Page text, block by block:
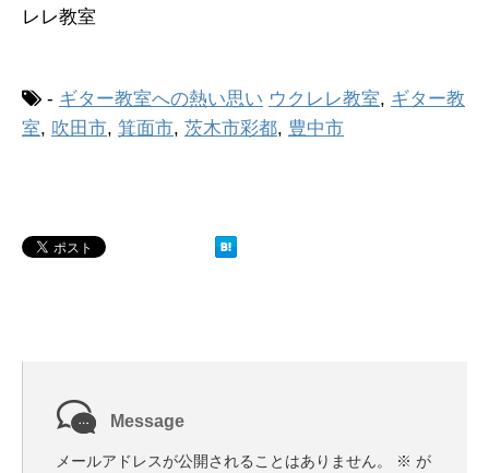
レレ教室
- ギター教室への熱い思い ウクレレ教室, ギター教
室, 吹田市, 箕面市, 茨木市彩都, 豊中市
Message
メールアドレスが公開されることはありません。 ※ が